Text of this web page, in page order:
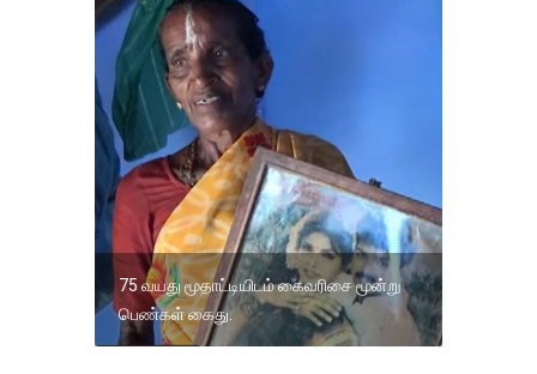
75 வயது மூதாட்டியிடம் கைவரிசை மூன்று
பெண்கள் கைது.